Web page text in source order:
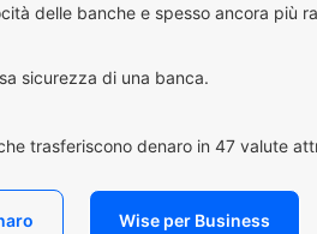
delle banche e spesso ancora più
sicurezza di una banca.
trasferiscono denaro in 47 valute
Wise per Business